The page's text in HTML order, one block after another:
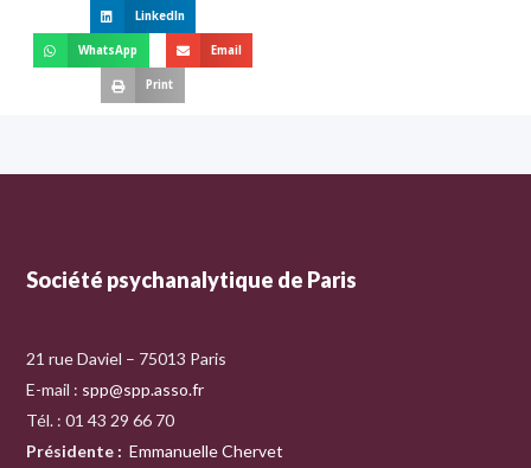
LinkedIn
WhatsApp Email
Print
Société psychanalytique de Paris
21 rue Daviel – 75013 Paris
E-mail : spp@spp.asso.fr
Tél. : 01 43 29 66 70
Présidente : Emmanuelle Chervet